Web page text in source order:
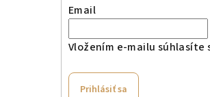
Email
Vložením e-mailu súhlasíte
Prihlásiť sa